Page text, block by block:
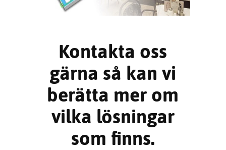
Kontakta oss
gärna så kan vi
berätta mer om
vilka lösningar
som finns.